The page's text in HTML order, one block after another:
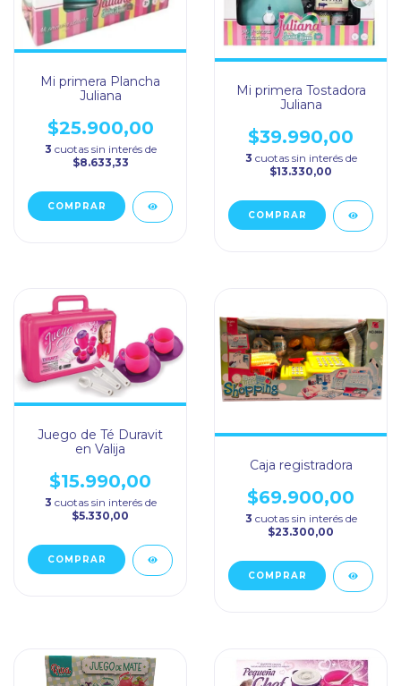
Mi primera Plancha
Juliana
$25.900,00
3 cuotas sin interés de
$8.633,33
Mi primera Tostadora
Juliana
$39.990,00
3 cuotas sin interés de
$13.330,00
Juego de Té Duravit
en Valija
$15.990,00
3 cuotas sin interés de
$5.330,00
Caja registradora
$69.900,00
3 cuotas sin interés de
$23.300,00